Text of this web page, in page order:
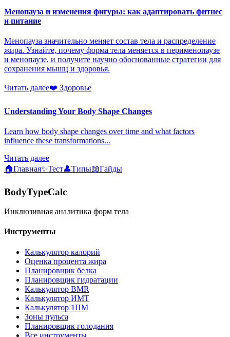
Менопауза и изменения фигуры: как адаптировать фитнес
и питание
Менопауза значительно меняет состав тела и распределение
жира. Узнайте, почему форма тела меняется в перименопаузе
и менопаузе, и получите научно обоснованные стратегии для
сохранения мышц и здоровья.
Читать далее❤️ Здоровье
Understanding Your Body Shape Changes
Learn how body shape changes over time and what factors
influence these transformations...
Читать далее
🏠Главная✨Тест👤Типы📖Гайды
BodyTypeCalc
Инклюзивная аналитика форм тела
Инструменты
Калькулятор калорий
Оценка процента жира
Планировщик белка
Планировщик гидратации
Калькулятор BMR
Калькулятор ИМТ
Калькулятор 1ПМ
Зоны пульса
Планировщик голодания
Все инструменты